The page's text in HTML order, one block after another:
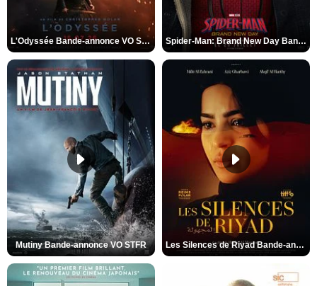
L'Odyssée Bande-annonce VO STFR Spider-Man: Brand New Day Bande-annonce VO STFR
Mutiny Bande-annonce VO STFR Les Silences de Riyad Bande-annonce VO STFR